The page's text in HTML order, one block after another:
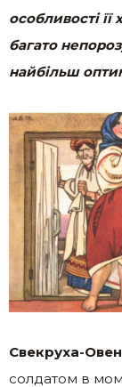
особливості
багато
найбільш
Свекруха-
солдатом в